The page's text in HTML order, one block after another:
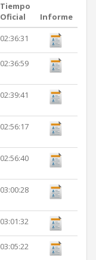
Tiempo
Oficial
Informe
02:36:31
02:36:59
02:39:41
02:56:17
02:56:40
03:00:28
03:01:32
03:05:22